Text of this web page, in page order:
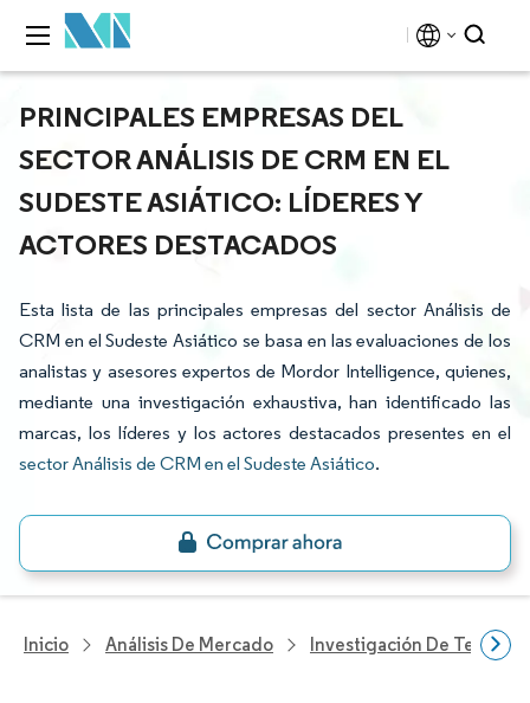
PRINCIPALES EMPRESAS DEL
SECTOR ANÁLISIS DE CRM EN EL
SUDESTE ASIÁTICO: LÍDERES Y
ACTORES DESTACADOS
Esta lista de las principales empresas del sector Análisis de
CRM en el Sudeste Asiático se basa en las evaluaciones de los
analistas y asesores expertos de Mordor Intelligence, quienes,
mediante una investigación exhaustiva, han identificado las
marcas, los líderes y los actores destacados presentes en el
sector Análisis de CRM en el Sudeste Asiático.
Inicio Análisis De Mercado Investigación De